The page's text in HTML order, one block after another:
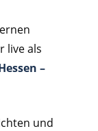
live als
–
und